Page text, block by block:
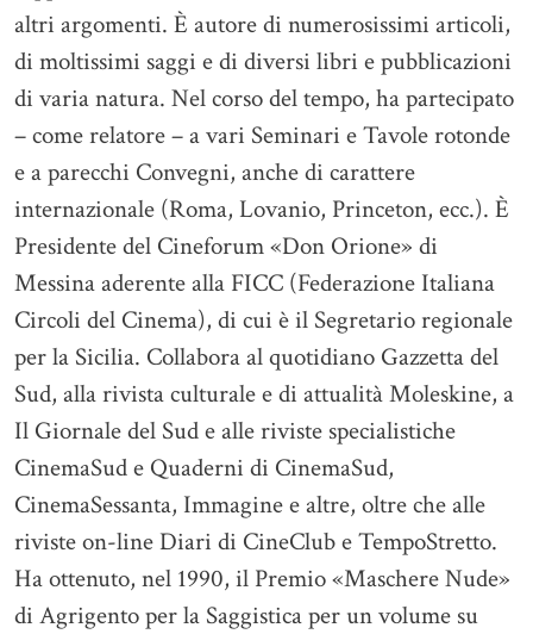
altri argomenti. È autore di numerosissimi articoli,
di moltissimi saggi e di diversi libri e pubblicazioni
di varia natura. Nel corso del tempo, ha partecipato
– come relatore – a vari Seminari e Tavole rotonde
e a parecchi Convegni, anche di carattere
internazionale (Roma, Lovanio, Princeton, ecc.). È
Presidente del Cineforum «Don Orione» di
Messina aderente alla FICC (Federazione Italiana
Circoli del Cinema), di cui è il Segretario regionale
per la Sicilia. Collabora al quotidiano Gazzetta del
Sud, alla rivista culturale e di attualità Moleskine, a
Il Giornale del Sud e alle riviste specialistiche
CinemaSud e Quaderni di CinemaSud,
CinemaSessanta, Immagine e altre, oltre che alle
riviste on-line Diari di CineClub e TempoStretto.
Ha ottenuto, nel 1990, il Premio «Maschere Nude»
di Agrigento per la Saggistica per un volume su